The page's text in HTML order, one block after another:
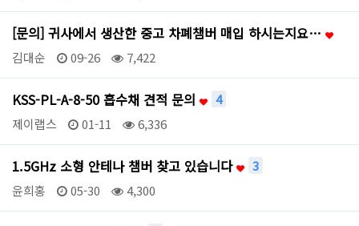
[문의] 귀사에서 생산한 중고 차폐챔버 매입 하시는지요…
김대순 09-26 7,422
KSS-PL-A-8-50 흡수채 견적 문의
4
제이랩스
01-11 6,336
1.5GHz 소형 안테나 챔버 찾고 있습니다
3
윤희홍
05-30 4,300